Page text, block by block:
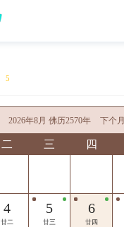
5
2026年8月 佛历2570年 下个月
二 三 四
4
廿二
5
廿三
6
廿四